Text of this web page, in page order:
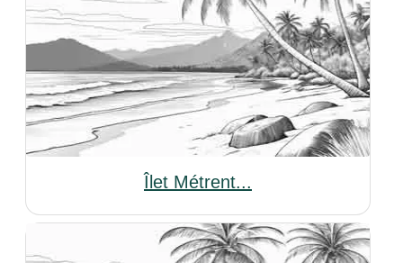
Îlet Métrent...